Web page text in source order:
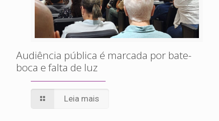
Audiência pública é marcada por bate-
boca e falta de luz
Leia mais